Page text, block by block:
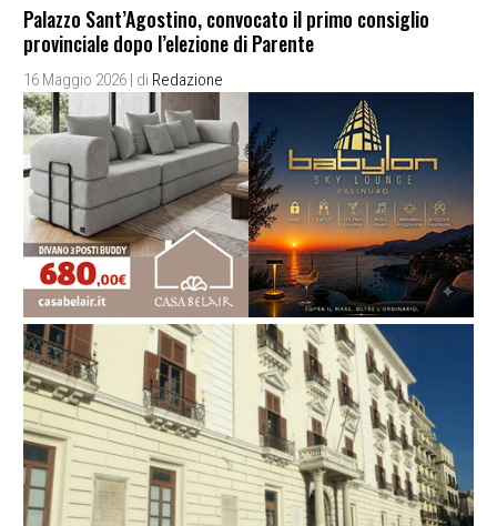
Palazzo Sant’Agostino, convocato il primo consiglio
provinciale dopo l’elezione di Parente
16 Maggio 2026 | di Redazione